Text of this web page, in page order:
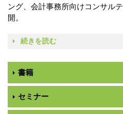
ング、会計事務所向けコンサル
開。
続きを読む
書籍
セミナー